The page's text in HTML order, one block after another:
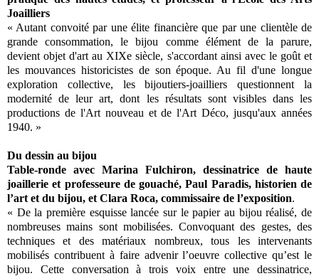
Joailliers
« Autant convoité par une élite financière que par une clientèle de
grande consommation, le bijou comme élément de la parure,
devient objet d'art au XIXe siècle, s'accordant ainsi avec le goût et
les mouvances historicistes de son époque. Au fil d'une longue
exploration collective, les bijoutiers-joailliers questionnent la
modernité de leur art, dont les résultats sont visibles dans les
productions de l'Art nouveau et de l'Art Déco, jusqu'aux années
1940. »
Du dessin au bijou
Table-ronde avec Marina Fulchiron, dessinatrice de haute
joaillerie et professeure de gouaché, Paul Paradis, historien de
l’art et du bijou, et Clara Roca, commissaire de l’exposition.
« De la première esquisse lancée sur le papier au bijou réalisé, de
nombreuses mains sont mobilisées. Convoquant des gestes, des
techniques et des matériaux nombreux, tous les intervenants
mobilisés contribuent à faire advenir l’oeuvre collective qu’est le
bijou. Cette conversation à trois voix entre une dessinatrice,